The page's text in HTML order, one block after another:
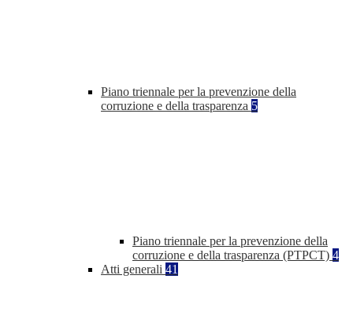
Piano triennale per la prevenzione della
corruzione e della trasparenza 5
Piano triennale per la prevenzione della
corruzione e della trasparenza (PTPCT) 4
Atti generali 41